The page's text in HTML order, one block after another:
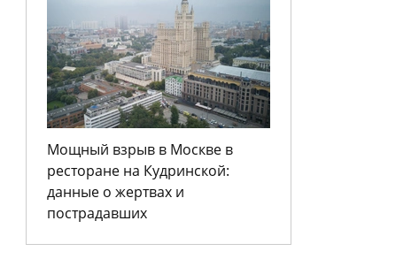
Мощный взрыв в Москве в
ресторане на Кудринской:
данные о жертвах и
пострадавших